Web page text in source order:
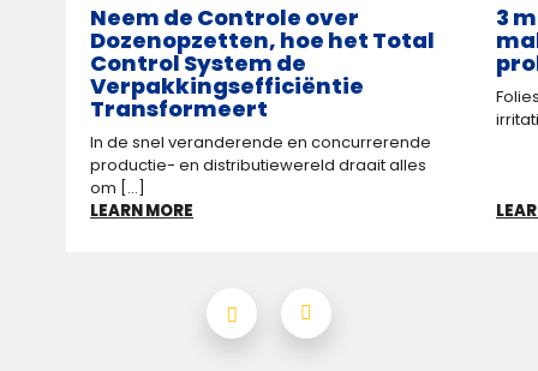
Neem de Controle over
Dozenopzetten, hoe het Total
Control System de
Verpakkings­efficiëntie
Transformeert
In de snel veranderende en concurrerende
productie- en distributiewereld draait alles
om [...]
LEARN MORE
3